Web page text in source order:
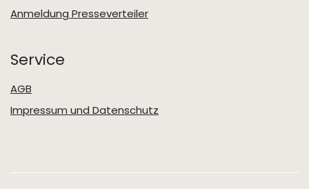
Anmeldung Presseverteiler
Service
AGB
Impressum und Datenschutz